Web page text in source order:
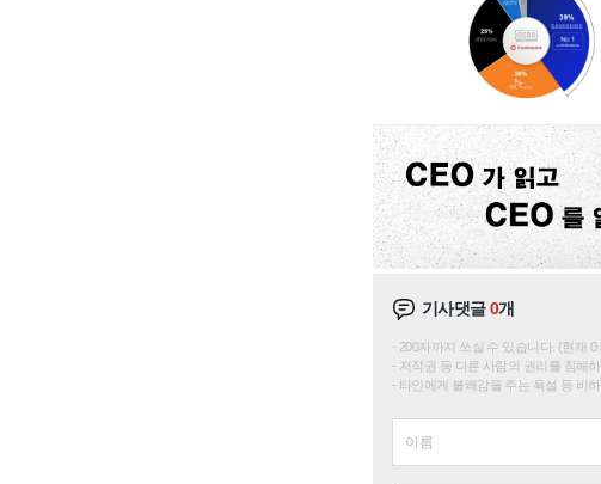
기사댓글0개
200자까지 쓰실 수 있습니다. (현재 0
저작권 등 다른 사람의 권리를 침해
타인에게 불쾌감을 주는 욕설 등 비